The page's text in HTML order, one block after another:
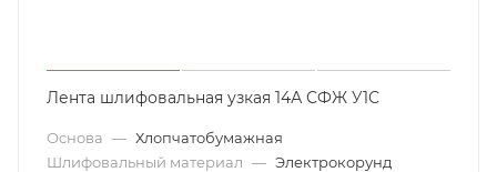
Лента шлифовальная узкая 14А СФЖ У1С
Основа — Хлопчатобумажная
Шлифовальный материал — Электрокорунд